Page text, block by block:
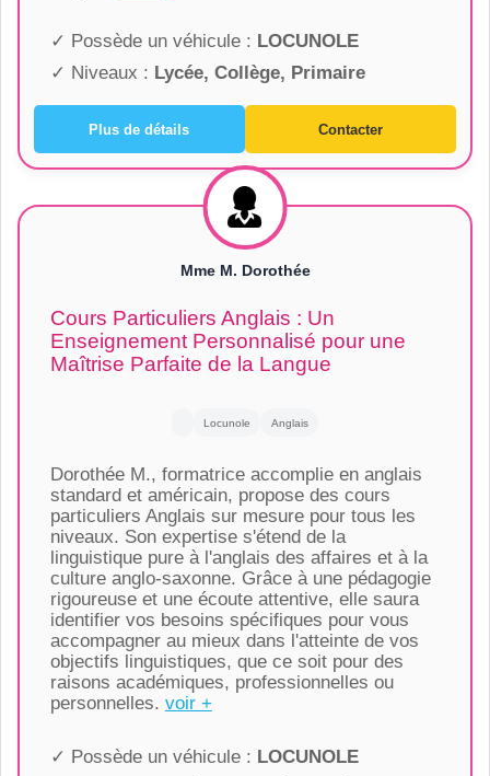
✓ Possède un véhicule : LOCUNOLE
✓ Niveaux : Lycée, Collège, Primaire
Plus de détails Contacter
Mme M. Dorothée
Cours Particuliers Anglais : Un
Enseignement Personnalisé pour une
Maîtrise Parfaite de la Langue
Locunole Anglais
Dorothée M., formatrice accomplie en anglais
standard et américain, propose des cours
particuliers Anglais sur mesure pour tous les
niveaux. Son expertise s'étend de la
linguistique pure à l'anglais des affaires et à la
culture anglo-saxonne. Grâce à une pédagogie
rigoureuse et une écoute attentive, elle saura
identifier vos besoins spécifiques pour vous
accompagner au mieux dans l'atteinte de vos
objectifs linguistiques, que ce soit pour des
raisons académiques, professionnelles ou
personnelles. voir +
✓ Possède un véhicule : LOCUNOLE